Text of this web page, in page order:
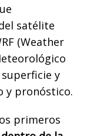
satélite
(Weather
y
y pronóstico.
primeros